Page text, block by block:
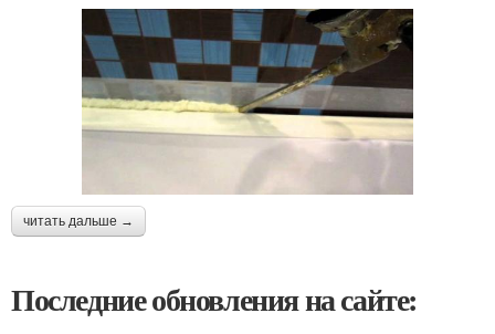
читать дальше →
Последние обновления на сайте: